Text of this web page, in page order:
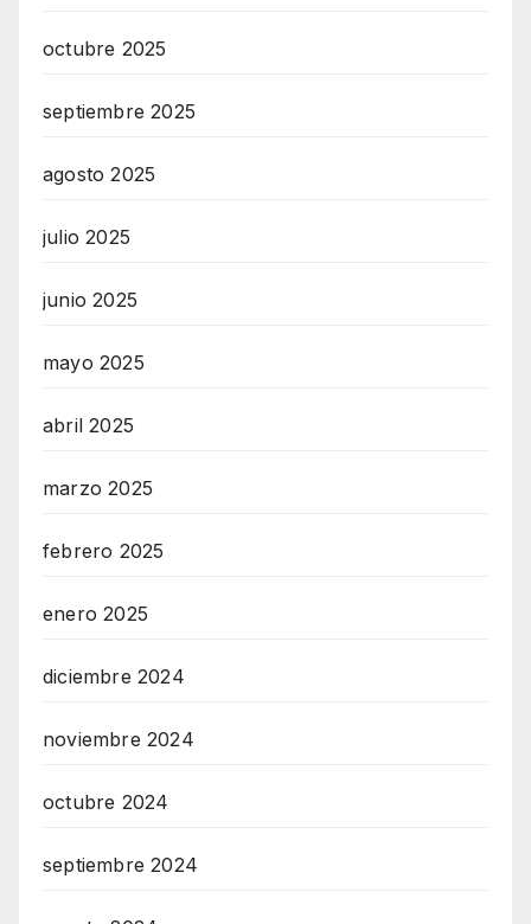
octubre 2025
septiembre 2025
agosto 2025
julio 2025
junio 2025
mayo 2025
abril 2025
marzo 2025
febrero 2025
enero 2025
diciembre 2024
noviembre 2024
octubre 2024
septiembre 2024